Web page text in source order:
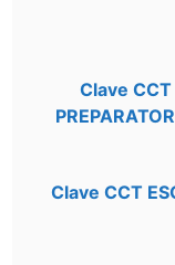
Clave CCT
Clave CCT